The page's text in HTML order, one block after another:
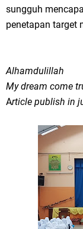
sungguh
penetapan target
Alhamdulillah
My dream come
Article publish in